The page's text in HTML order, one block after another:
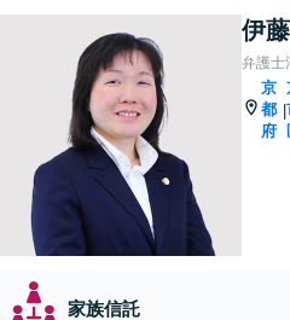
伊
弁護士
京
都
府
|
家族信託